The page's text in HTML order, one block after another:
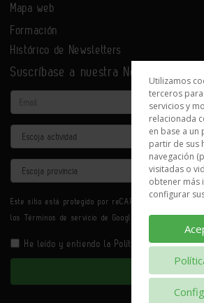
Mapa web
Formación
Histórico de Newsletters
Suscríbase a nuestra Newsletter
Email
Actividad
Provincia
Este sitio está protegido por reCAPTCHA y se aplican
los Términos de servicio de Google.
He leído y entiendo la Política de Privacidad
Enviar
Utilizamos
terceros
servicios y
relacionada
en base a
partir de sus
navegación
visitadas o
obtener más
configurar